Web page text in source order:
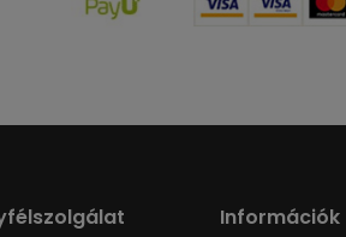
Információk